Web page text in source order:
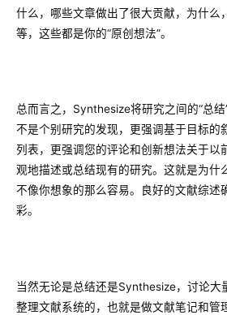
什么，哪些文章做出了很大贡献，为什么
等，这些都是你的“原创想法”。
总而言之，Synthesize将研究之间的“总结
不是个别研究的发现，更强调基于目标的
列表，更强调您的评论和创新想法关于以
观地描述或总结现有的研究。这就是为什
不像你想象的那么容易。良好的文献综述
彩。
当然无论是总结还是Synthesize，讨论大
整理文献系统的，也就是做文献笔记和管